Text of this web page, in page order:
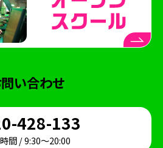
い合わせ
428-133
間 / 9:30〜20:00